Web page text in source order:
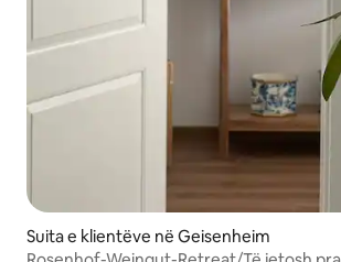
Suita e klientëve në Geisenheim